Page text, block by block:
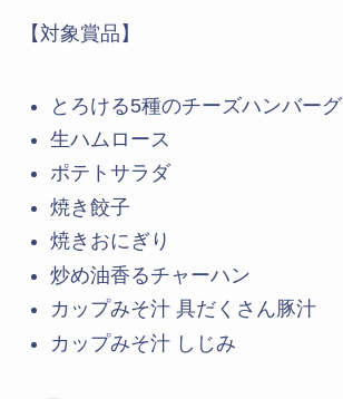
【対象賞品】
とろける5種のチーズハンバーグ
生ハムロース
ポテトサラダ
焼き餃子
焼きおにぎり
炒め油香るチャーハン
カップみそ汁 具だくさん豚汁
カップみそ汁 しじみ